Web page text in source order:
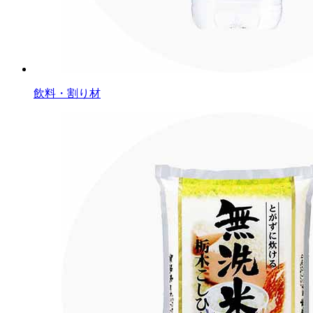
飲料・割り材